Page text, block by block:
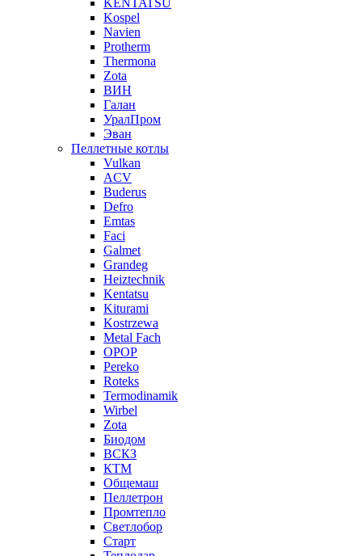
KENTATSU
Kospel
Navien
Protherm
Thermona
Zota
ВИН
Галан
УралПром
Эван
Пеллетные котлы
Vulkan
ACV
Buderus
Defro
Emtas
Faci
Galmet
Grandeg
Heiztechnik
Kentatsu
Kiturami
Kostrzewa
Metal Fach
OPOP
Pereko
Roteks
Termodinamik
Wirbel
Zota
Биодом
ВСКЗ
КТМ
Общемаш
Пеллетрон
Промтепло
Светлобор
Старт